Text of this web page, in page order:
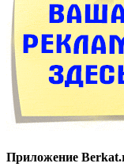
Приложение